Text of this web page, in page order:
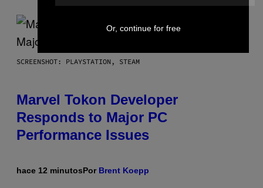
SCREENSHOT: PLAYSTATION, STEAM
Marvel Tokon Developer
Responds to Major PC
Performance Issues
hace 12 minutosPor Brent Koepp
Or, continue for free